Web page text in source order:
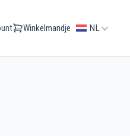
Winkelmandje NL